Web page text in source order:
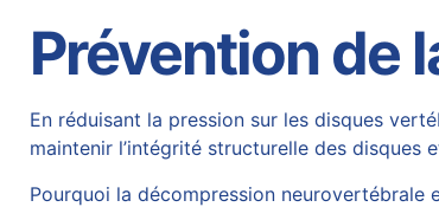
Prévention de
En réduisant la pression sur les disques
maintenir l’intégrité structurelle des disques
Pourquoi la décompression